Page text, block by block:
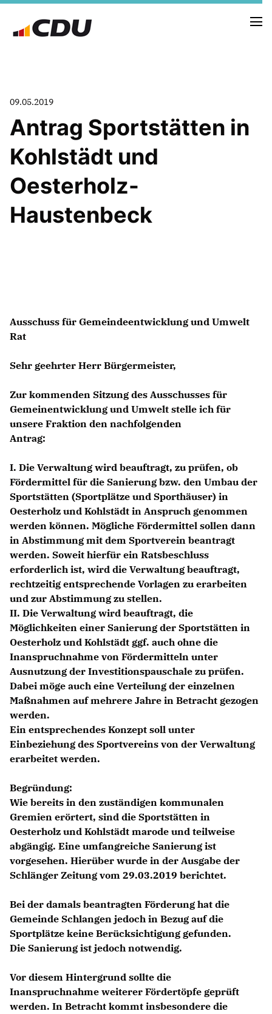
FRAKTION
VORSTAND
SACHKUNDIGE BÜRGER
AUSSCHÜSSE & DRITTORGANISATIONEN
ANTRÄGE
Mitglied werden
09.05.2019
Antrag Sportstätten in
Kohlstädt und
Oesterholz-
Haustenbeck
Ausschuss für Gemeindeentwicklung und Umwelt
Rat
Sehr geehrter Herr Bürgermeister,
Zur kommenden Sitzung des Ausschusses für
Gemeinentwicklung und Umwelt stelle ich für
unsere Fraktion den nachfolgenden
Antrag:
I. Die Verwaltung wird beauftragt, zu prüfen, ob
Fördermittel für die Sanierung bzw. den Umbau der
Sportstätten (Sportplätze und Sporthäuser) in
Oesterholz und Kohlstädt in Anspruch genommen
werden können. Mögliche Fördermittel sollen dann
in Abstimmung mit dem Sportverein beantragt
werden. Soweit hierfür ein Ratsbeschluss
erforderlich ist, wird die Verwaltung beauftragt,
rechtzeitig entsprechende Vorlagen zu erarbeiten
und zur Abstimmung zu stellen.
II. Die Verwaltung wird beauftragt, die
Möglichkeiten einer Sanierung der Sportstätten in
Oesterholz und Kohlstädt ggf. auch ohne die
Inanspruchnahme von Fördermitteln unter
Ausnutzung der Investitionspauschale zu prüfen.
Dabei möge auch eine Verteilung der einzelnen
Maßnahmen auf mehrere Jahre in Betracht gezogen
werden.
Ein entsprechendes Konzept soll unter
Einbeziehung des Sportvereins von der Verwaltung
erarbeitet werden.
Begründung:
Wie bereits in den zuständigen kommunalen
Gremien erörtert, sind die Sportstätten in
Oesterholz und Kohlstädt marode und teilweise
abgängig. Eine umfangreiche Sanierung ist
vorgesehen. Hierüber wurde in der Ausgabe der
Schlänger Zeitung vom 29.03.2019 berichtet.
Bei der damals beantragten Förderung hat die
Gemeinde Schlangen jedoch in Bezug auf die
Sportplätze keine Berücksichtigung gefunden.
Die Sanierung ist jedoch notwendig.
Vor diesem Hintergrund sollte die
Inanspruchnahme weiterer Fördertöpfe geprüft
werden. In Betracht kommt insbesondere die